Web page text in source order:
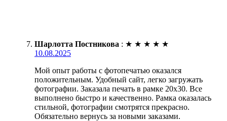
Шарлотта Постникова : ★ ★ ★ ★ ★
10.08.2025
Мой опыт работы с фотопечатью оказался
положительным. Удобный сайт, легко загружать
фотографии. Заказала печать в рамке 20х30. Все
выполнено быстро и качественно. Рамка оказалась
стильной, фотографии смотрятся прекрасно.
Обязательно вернусь за новыми заказами.